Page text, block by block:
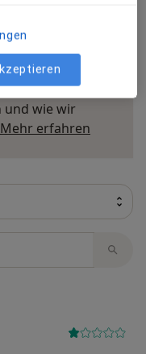
ist wichtig. Wir
Erfahren Sie
und wie wir
Mehr erfahren